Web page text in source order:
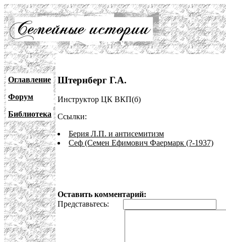
Оглавление
Форум
Библиотека
Штернберг Г.А.
Инструктор ЦК ВКП(б)
Ссылки:
Берия Л.П. и антисемитизм
Сеф (Семен Ефимович Фаермарк (?-1937)
Оставить комментарий:
Представьтесь: